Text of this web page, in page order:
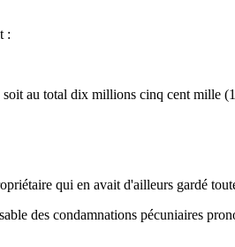
:
au total dix millions cinq cent mille
qui en avait d'ailleurs gardé
des condamnations pécuniaires